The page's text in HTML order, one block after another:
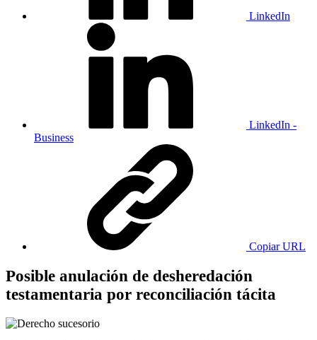
LinkedIn
LinkedIn -
Business
Copiar URL
Posible anulación de desheredación
testamentaria por reconciliación tácita